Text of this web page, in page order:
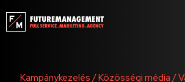
Kampánykezelés /Közösségi média /